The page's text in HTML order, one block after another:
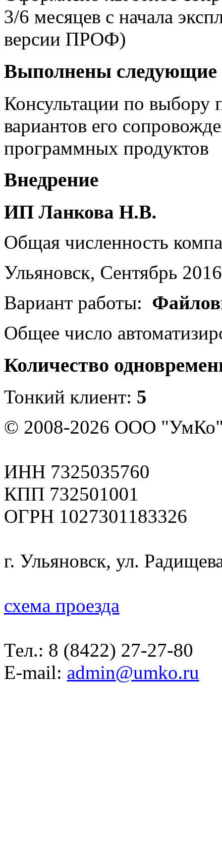
3/6 месяцев с начала
версии ПРОФ)
Выполнены следующие
Консультации по выбору
вариантов его
программных продуктов
Внедрение
ИП Ланкова Н.В.
Общая численность
Ульяновск, Сентябрь 2016
Вариант работы:
Общее число
Количество
Тонкий клиент: 5
© 2008-2026 ООО
ИНН 7325035760
КПП 732501001
ОГРН 1027301183326
г. Ульяновск, ул.
схема проезда
Тел.: 8 (8422) 27-27-80
E-mail: admin@umko.ru